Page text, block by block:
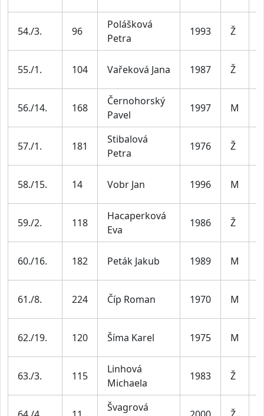
54./3. 96
Polášková
Petra
1993 Ž
55./1. 104 Vařeková Jana 1987 Ž
56./14. 168
Černohorský
Pavel
1997 M
57./1. 181
Stibalová
Petra
1976 Ž
58./15. 14 Vobr Jan 1996 M
59./2. 118
Hacaperková
Eva
1986 Ž
60./16. 182 Peták Jakub 1989 M
61./8. 224 Číp Roman 1970 M
62./19. 120 Šíma Karel 1975 M
63./3. 115
Linhová
Michaela
1983 Ž
Švagrová